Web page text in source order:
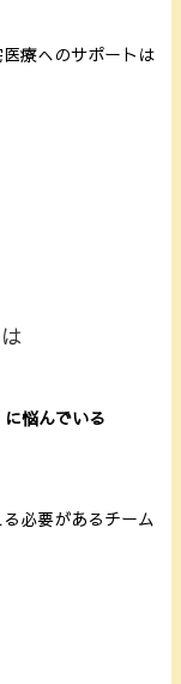
療へのサポートは
悩んでいる
必要があるチーム